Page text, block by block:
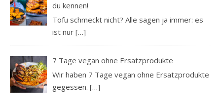
du kennen!
Tofu schmeckt nicht? Alle sagen ja immer: es
ist nur[…]
7 Tage vegan ohne Ersatzprodukte
Wir haben 7 Tage vegan ohne Ersatzprodukte
gegessen.[…]